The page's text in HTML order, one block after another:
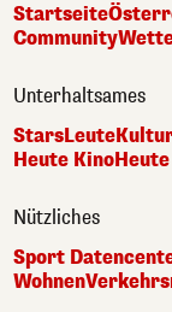
Startseite
Community
Unterhaltsames
StarsLeute
Heute Kino
Nützliches
Sport
Wohnen